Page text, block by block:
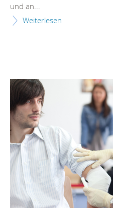
und an...
Weiterlesen